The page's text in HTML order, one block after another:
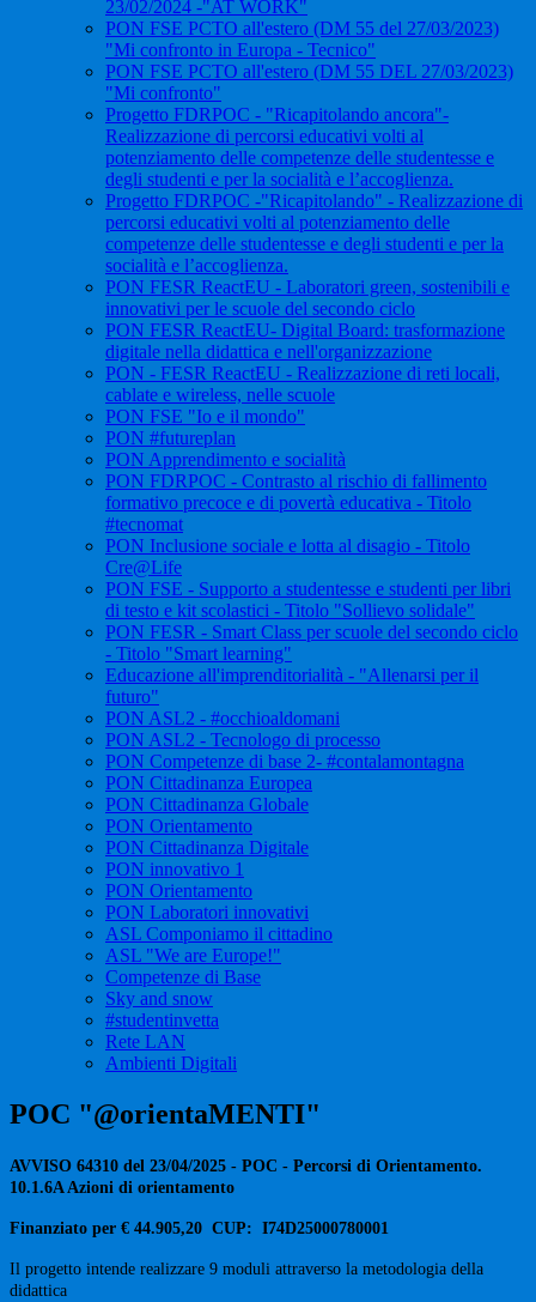
23/02/2024 -"AT WORK"
PON FSE PCTO all'estero (DM 55 del 27/03/2023)
"Mi confronto in Europa - Tecnico"
PON FSE PCTO all'estero (DM 55 DEL 27/03/2023)
"Mi confronto"
Progetto FDRPOC - "Ricapitolando ancora"-
Realizzazione di percorsi educativi volti al
potenziamento delle competenze delle studentesse e
degli studenti e per la socialità e l’accoglienza.
Progetto FDRPOC -"Ricapitolando" - Realizzazione di
percorsi educativi volti al potenziamento delle
competenze delle studentesse e degli studenti e per la
socialità e l’accoglienza.
PON FESR ReactEU - Laboratori green, sostenibili e
innovativi per le scuole del secondo ciclo
PON FESR ReactEU- Digital Board: trasformazione
digitale nella didattica e nell'organizzazione
PON - FESR ReactEU - Realizzazione di reti locali,
cablate e wireless, nelle scuole
PON FSE "Io e il mondo"
PON #futureplan
PON Apprendimento e socialità
PON FDRPOC - Contrasto al rischio di fallimento
formativo precoce e di povertà educativa - Titolo
#tecnomat
PON Inclusione sociale e lotta al disagio - Titolo
Cre@Life
PON FSE - Supporto a studentesse e studenti per libri
di testo e kit scolastici - Titolo "Sollievo solidale"
PON FESR - Smart Class per scuole del secondo ciclo
- Titolo "Smart learning"
Educazione all'imprenditorialità - "Allenarsi per il
futuro"
PON ASL2 - #occhioaldomani
PON ASL2 - Tecnologo di processo
PON Competenze di base 2- #contalamontagna
PON Cittadinanza Europea
PON Cittadinanza Globale
PON Orientamento
PON Cittadinanza Digitale
PON innovativo 1
PON Orientamento
PON Laboratori innovativi
ASL Componiamo il cittadino
ASL "We are Europe!"
Competenze di Base
Sky and snow
#studentinvetta
Rete LAN
Ambienti Digitali
POC "@orientaMENTI"
AVVISO 64310 del 23/04/2025 - POC - Percorsi di Orientamento.
10.1.6A Azioni di orientamento
Finanziato per € 44.905,20 CUP: I74D25000780001
Il progetto intende realizzare 9 moduli attraverso la metodologia della
didattica